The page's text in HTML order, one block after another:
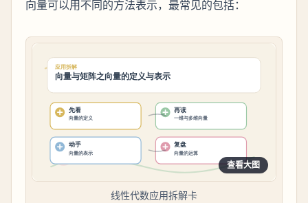
向量可以用不同的方法表示，最常见的包括：
查看大图
线性代数应用拆解卡